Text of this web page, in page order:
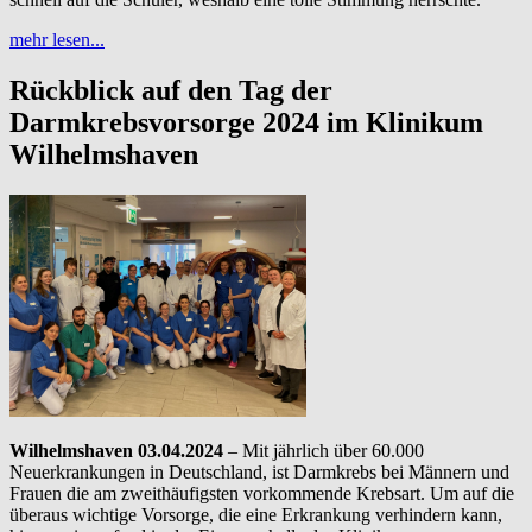
mehr lesen...
Rückblick auf den Tag der
Darmkrebsvorsorge 2024 im Klinikum
Wilhelmshaven
Wilhelmshaven 03.04.2024 – Mit jährlich über 60.000
Neuerkrankungen in Deutschland, ist Darmkrebs bei Männern und
Frauen die am zweithäufigsten vorkommende Krebsart. Um auf die
überaus wichtige Vorsorge, die eine Erkrankung verhindern kann,